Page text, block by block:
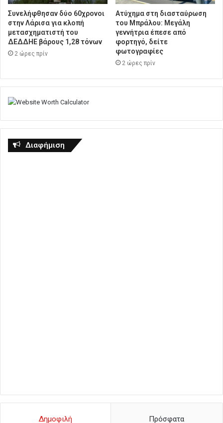
Συνελήφθησαν δύο 60χρονοι
στην Λάρισα για κλοπή
μετασχηματιστή του
ΔΕΔΔΗΕ βάρους 1,28 τόνων
2 ώρες πρίν
Ατύχημα στη διασταύρωση
του Μπράλου: Μεγάλη
γεννήτρια έπεσε από
φορτηγό, δείτε
φωτογραφίες
2 ώρες πρίν
Διαφήμιση
Δημοφιλή Πρόσφατα